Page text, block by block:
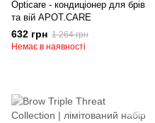
Opticare - кондиціонер для брів
та вій APOT.CARE
632 грн 1 264 грн
Немає в наявності